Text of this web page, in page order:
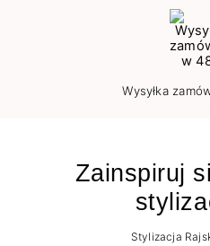
Wysyłka
Zainspiruj
Stylizacja